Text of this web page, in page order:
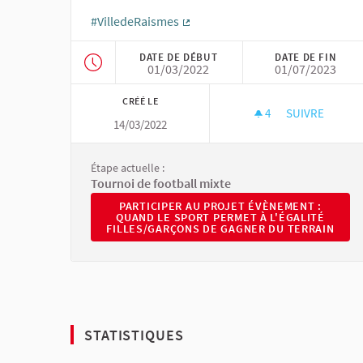
#VilledeRaismes
DATE DE DÉBUT
01/03/2022
DATE DE FIN
01/07/2023
CRÉÉ LE
14/03/2022
4 4 ABONNÉS
SUIVRE
Étape actuelle :
Tournoi de football mixte
PARTICIPER AU PROJET ÉVÈNEMENT :
PARTICIPER AU PROJET ÉVÈNEMENT :
QUAND LE SPORT PERMET À L'ÉGALITÉ
FILLES/GARÇONS DE GAGNER DU TERRAIN
STATISTIQUES